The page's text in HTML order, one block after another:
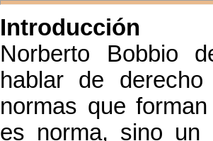
Introducción
Norberto Bobbio
hablar de
normas que
es norma, sino un